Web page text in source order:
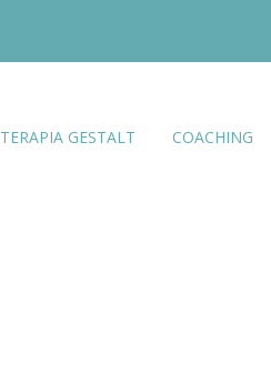
TERAPIA GESTALT COACHING